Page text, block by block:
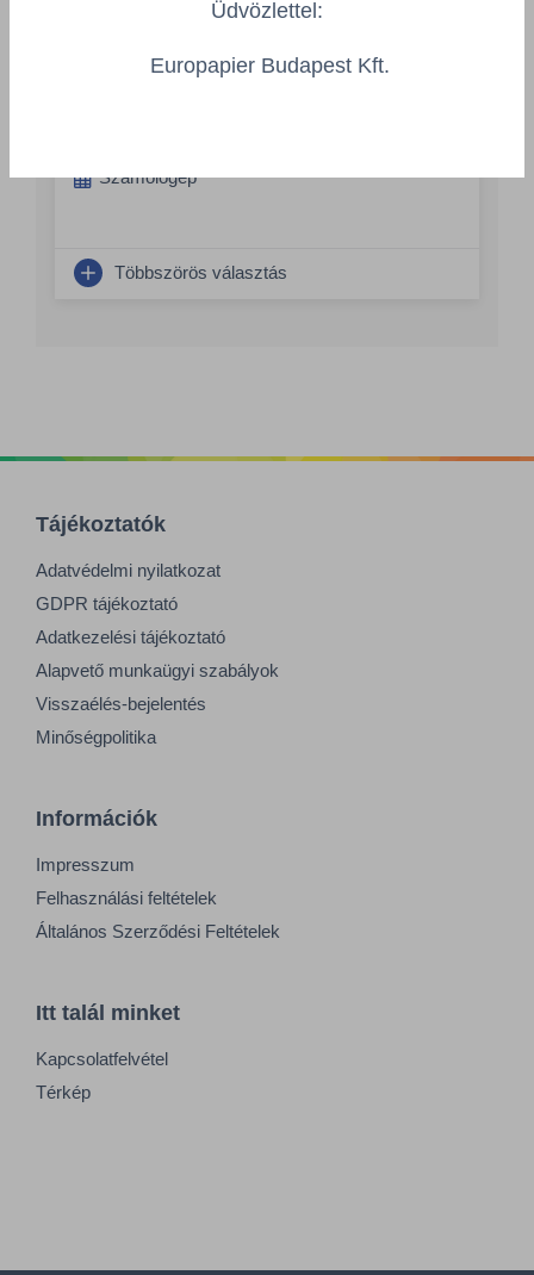
1 KTN = 4 db.
Számológép
Többszörös választás
Tájékoztatók
Adatvédelmi nyilatkozat
GDPR tájékoztató
Adatkezelési tájékoztató
Alapvető munkaügyi szabályok
Visszaélés-bejelentés
Minőségpolitika
Információk
Impresszum
Felhasználási feltételek
Általános Szerződési Feltételek
Itt talál minket
Kapcsolatfelvétel
Térkép
Üdvözlettel:
Europapier Budapest Kft.